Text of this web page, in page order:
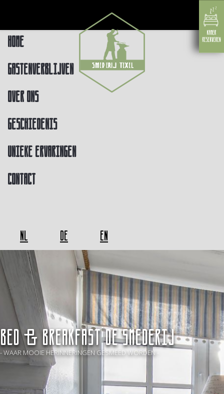
Home
Gastenverblijven
Over ons
Geschiedenis
Unieke ervaringen
Contact
NL DE EN
BED & BREAKFAST De Smederij
- WAAR MOOIE HERINNERINGEN GESMEED WORDEN -